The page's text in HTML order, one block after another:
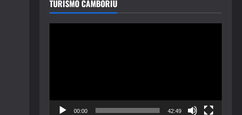
TURISMO CAMBORIU
00:00 42:49